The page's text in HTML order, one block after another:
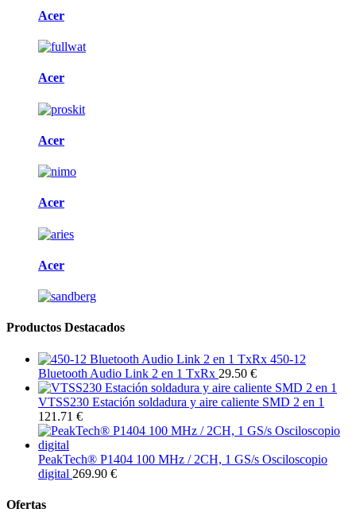
Acer
Acer
Acer
Acer
Acer
Productos Destacados
450-12
Bluetooth Audio Link 2 en 1 TxRx 29.50 €
VTSS230 Estación soldadura y aire caliente SMD 2 en 1
121.71 €
PeakTech® P1404 100 MHz / 2CH, 1 GS/s Osciloscopio
digital 269.90 €
Ofertas